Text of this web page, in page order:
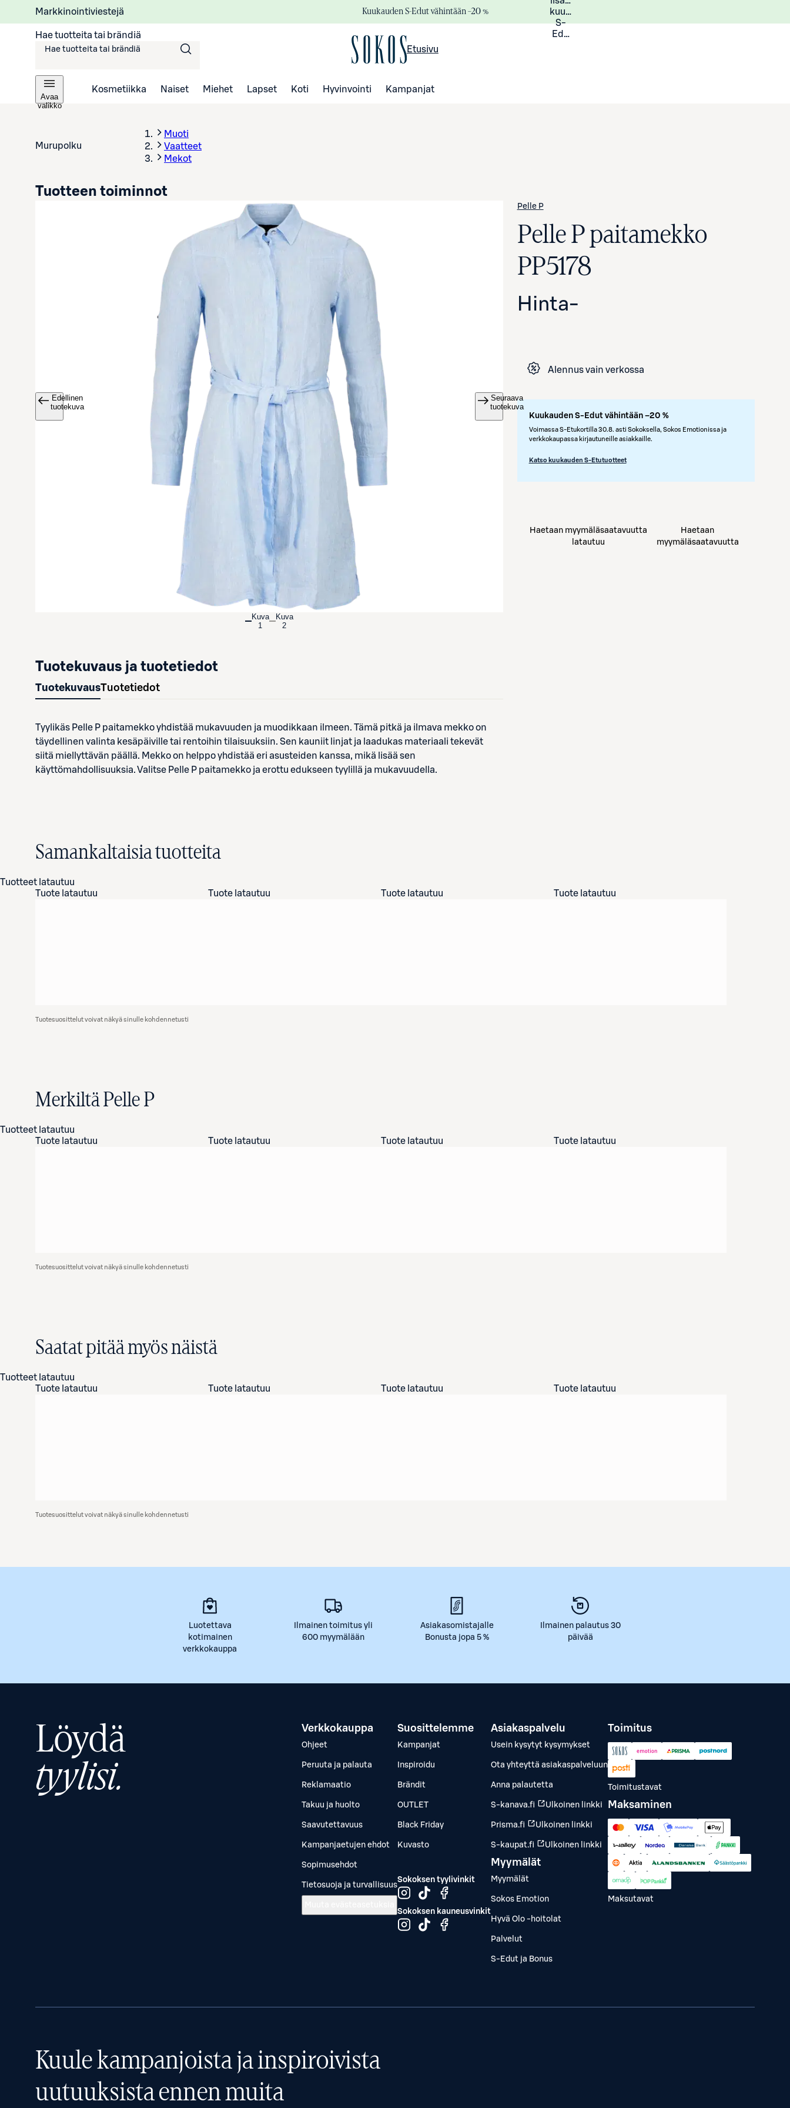
Markkinointiviestejä Kuukauden S-Edut vähintään –20 %
kuukauden
S-
Eduista
Hae tuotteita tai brändiä
Etusivu
Avaa
valikko
Kosmetiikka Naiset Miehet Lapset Koti Hyvinvointi Kampanjat
Murupolku
Muoti
Vaatteet
Mekot
Avaa tuotekuva suurennettuna
Edellinen
tuotekuva
Seuraava
tuotekuva
Kuva
1
Kuva
2
Pelle P
Pelle P paitamekko
PP5178
Hinta-
Alennus vain verkossa
Kuukauden S-Edut vähintään –20 %
Voimassa S-Etukortilla 30.8. asti Sokoksella, Sokos Emotionissa ja
verkkokaupassa kirjautuneille asiakkaille.
Katso kuukauden S-Etutuotteet
Tuotteen toiminnot
Haetaan myymäläsaatavuutta
latautuu
Haetaan
myymäläsaatavuutta
Tuotekuvaus ja tuotetiedot
TuotekuvausTuotetiedot
Tyylikäs Pelle P paitamekko yhdistää mukavuuden ja muodikkaan ilmeen. Tämä pitkä ja ilmava mekko on
täydellinen valinta kesäpäiville tai rentoihin tilaisuuksiin. Sen kauniit linjat ja laadukas materiaali tekevät
siitä miellyttävän päällä. Mekko on helppo yhdistää eri asusteiden kanssa, mikä lisää sen
käyttömahdollisuuksia. Valitse Pelle P paitamekko ja erottu edukseen tyylillä ja mukavuudella.
Samankaltaisia tuotteita
Tuotteet latautuu
Tuote latautuu
Tuote latautuu Tuote latautuu Tuote latautuu
Tuotesuosittelut voivat näkyä sinulle kohdennetusti
Merkiltä Pelle P
Tuotteet latautuu
Tuote latautuu
Tuote latautuu Tuote latautuu Tuote latautuu
Tuotesuosittelut voivat näkyä sinulle kohdennetusti
Saatat pitää myös näistä
Tuotteet latautuu
Tuote latautuu
Tuote latautuu Tuote latautuu Tuote latautuu
Tuotesuosittelut voivat näkyä sinulle kohdennetusti
Luotettava
kotimainen
verkkokauppa
Ilmainen toimitus yli
600 myymälään
Asiakasomistajalle
Bonusta jopa 5 %
Ilmainen palautus 30
päivää
Löydä
tyylisi.
Verkkokauppa
Ohjeet
Peruuta ja palauta
Reklamaatio
Takuu ja huolto
Saavutettavuus
Kampanjaetujen ehdot
Sopimusehdot
Tietosuoja ja turvallisuus
Suosittelemme
Kampanjat
Inspiroidu
Brändit
OUTLET
Black Friday
Kuvasto
Sokoksen tyylivinkit
Sokoksen kauneusvinkit
Asiakaspalvelu
Usein kysytyt kysymykset
Ota yhteyttä asiakaspalveluun
Anna palautetta
S-kanava.fi Ulkoinen linkki
Prisma.fi Ulkoinen linkki
S-kaupat.fi Ulkoinen linkki
Myymälät
Myymälät
Sokos Emotion
Hyvä Olo -hoitolat
Palvelut
S-Edut ja Bonus
Toimitus
Toimitustavat
Maksaminen
Maksutavat
Kuule kampanjoista ja inspiroivista
uutuuksista ennen muita